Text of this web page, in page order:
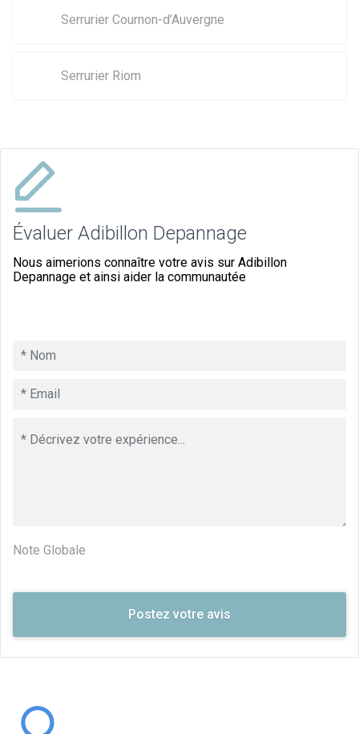
Serrurier Cournon-d’Auvergne
Serrurier Riom
Évaluer Adibillon Depannage
Nous aimerions connaître votre avis sur Adibillon
Depannage et ainsi aider la communautée
Note Globale